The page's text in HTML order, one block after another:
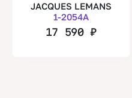
JACQUES LEMANS
1-2054A
17 590₽